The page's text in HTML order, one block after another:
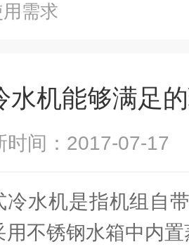
需求
水机能够满足
时间：2017-07-
水机是指机组自
用不锈钢水箱中内